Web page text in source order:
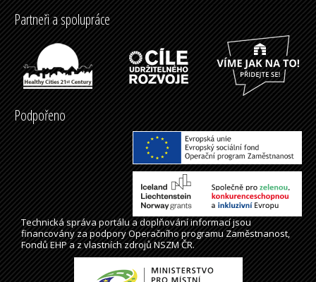
Partneři a spolupráce
Podpořeno
Technická správaportálua doplňování informací jsou
financovány za podpory Operačního programu Zaměstnanost,
Fondů EHP a z vlastních zdrojů NSZM ČR.